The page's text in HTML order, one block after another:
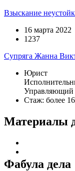
Взыскание
16 марта 2022
1237
Супряга Жанна
Юрист
Управляющий
Стаж: более
Материалы
Фабула дела